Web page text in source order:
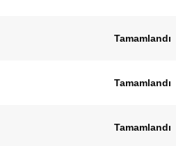
Tamamlandı
Tamamlandı
Tamamlandı